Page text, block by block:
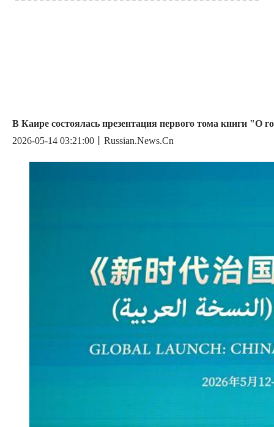
В Каире состоялась презентация первого тома книги "О
2026-05-14 03:21:00丨Russian.News.Cn